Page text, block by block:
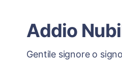
Addio
Gentile signore o